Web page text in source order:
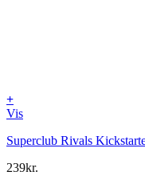
+
Vis
Superclub Rivals
239kr.